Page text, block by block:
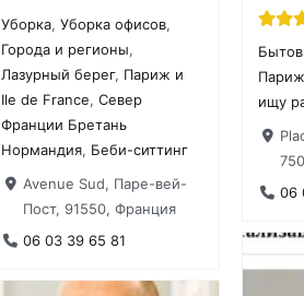
Уборка,Уборка офисов,
Города и регионы,
Лазурный берег, Париж и
Ile de France,Север
Франции Бретань
Нормандия, Беби-ситтинг
Avenue Sud, Паре-вей-
Пост, 91550, Франция
06 03 39 65 81
ищу
06